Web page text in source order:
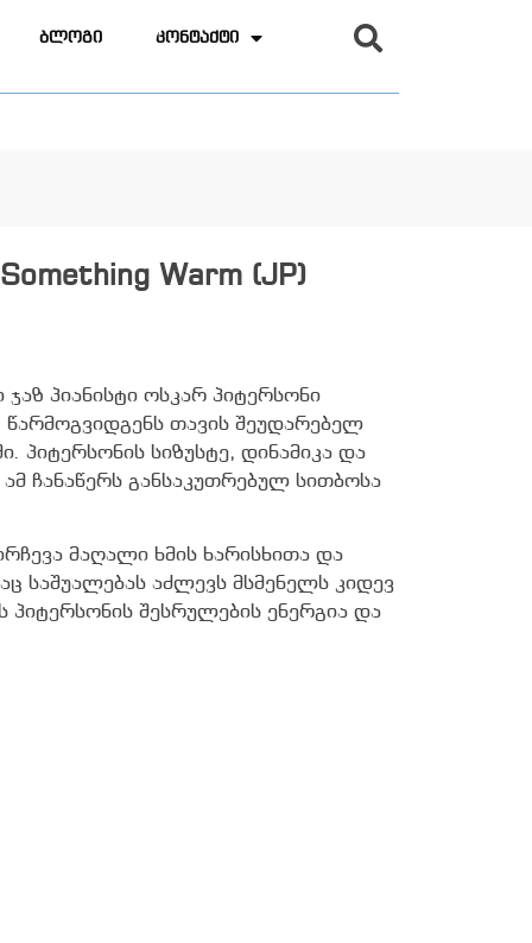
ბლოგი კონტაქტი
Warm (JP)
პიანისტი ოსკარ პიტერსონი
წარმოგვიდგენს თავის შეუდარებელ
პიტერსონის სიზუსტე, დინამიკა და
ჩანაწერს განსაკუთრებულ სითბოსა
მაღალი ხმის ხარისხითა და
საშუალებას აძლევს მსმენელს კიდევ
შესრულების ენერგია და